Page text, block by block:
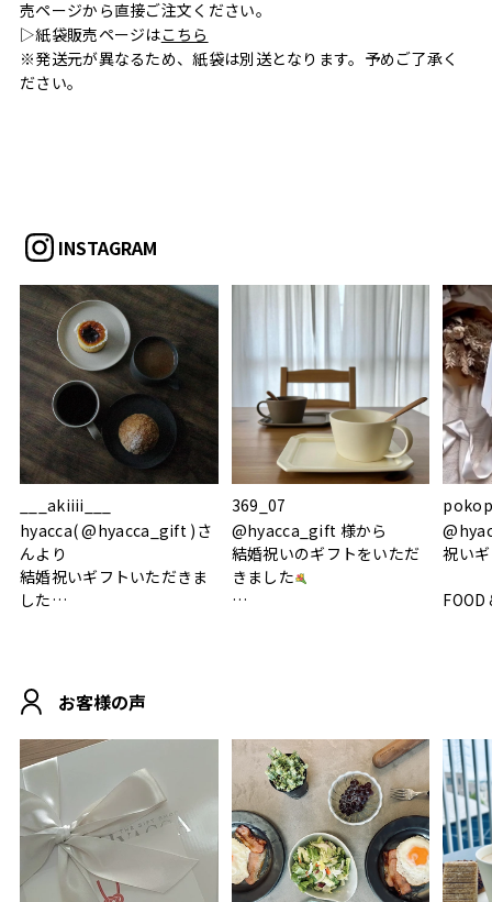
売ページから直接ご注文ください。
▷紙袋販売ページはこちら
※発送元が異なるため、紙袋は別送となります。予めご了承く
ださい。
INSTAGRAM
___akiiii___
hyacca( @hyacca_gift )さ
んより
結婚祝いギフトいただきま
した
おうちカフェもお洒落にな
って嬉しい𖠚 ⡱
#hyacca #結婚祝い
369_07
@hyacca_gift 様から
結婚祝いのギフトをいただ
きました
素敵なギフトを
ありがとうございました
#hyacca #結婚祝い
#お祝い #プレゼント
祝い
FOOD
真っ
いい
#結婚
淡色
結婚
色イ
お客様の声